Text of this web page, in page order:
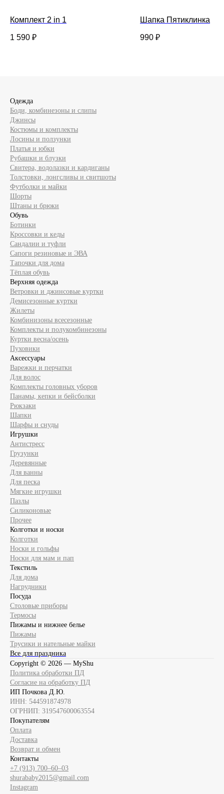
Комплект 2 in 1
1 590 ₽
Шапка Пятиклинка
990 ₽
Одежда
Боди, комбинезоны и слипы
Джинсы
Костюмы и комплекты
Лосины и ползунки
Платья и юбки
Рубашки и блузки
Свитера, водолазки и кардиганы
Толстовки, лонгсливы и свитшоты
Футболки и майки
Шорты
Штаны и брюки
Обувь
Ботинки
Кроссовки и кеды
Сандалии и туфли
Сапоги резиновые и ЭВА
Тапочки для дома
Тёплая обувь
Верхняя одежда
Ветровки и джинсовые куртки
Демисезонные куртки
Жилеты
Комбинизоны всесезонные
Комплекты и полукомбинезоны
Куртки весна/осень
Пуховики
Аксессуары
Варежки и перчатки
Для волос
Комплекты головных уборов
Панамы, кепки и бейсболки
Рюкзаки
Шапки
Шарфы и снуды
Игрушки
Антистресс
Грузунки
Деревянные
Для ванны
Для песка
Мягкие игрушки
Пазлы
Силиконовые
Прочее
Колготки и носки
Колготки
Носки и гольфы
Носки для мам и пап
Текстиль
Для дома
Нагрудники
Посуда
Столовые приборы
Термосы
Пижамы и нижнее белье
Пижамы
Трусики и нательные майки
Все для праздника
Copyright © 2026 — MyShu
Политика обработки ПД
Согласие на обработку ПД
ИП Почкова Д.Ю.
ИНН: 544591874978
ОГРНИП: 319547600063554
Покупателям
Оплата
Доставка
Возврат и обмен
Контакты
+7 (913) 700‒60‒03
shurababy2015@gmail.com
Instagram